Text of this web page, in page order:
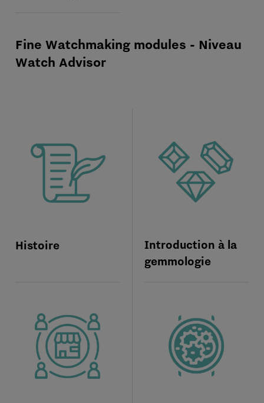
Fine Watchmaking modules - Niveau
Watch Advisor
Histoire
Introduction à la
gemmologie